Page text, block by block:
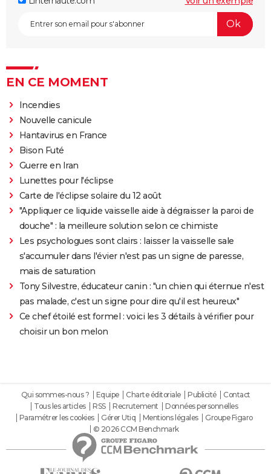
EN CE MOMENT
Incendies
Nouvelle canicule
Hantavirus en France
Bison Futé
Guerre en Iran
Lunettes pour l'éclipse
Carte de l'éclipse solaire du 12 août
"Appliquer ce liquide vaisselle aide à dégraisser la paroi de
douche" : la meilleure solution selon ce chimiste
Les psychologues sont clairs : laisser la vaisselle sale
s'accumuler dans l'évier n'est pas un signe de paresse,
mais de saturation
Tony Silvestre, éducateur canin : "un chien qui éternue n'est
pas malade, c'est un signe pour dire qu'il est heureux"
Ce chef étoilé est formel : voici les 3 détails à vérifier pour
choisir un bon melon
Qui sommes-nous ? Equipe Charte éditoriale Publicité
Contact
Tous les articles
RSS Recrutement
Données personnelles
Paramétrer les cookies
Gérer Utiq Mentions légales
Groupe Figaro
© 2026 CCM Benchmark